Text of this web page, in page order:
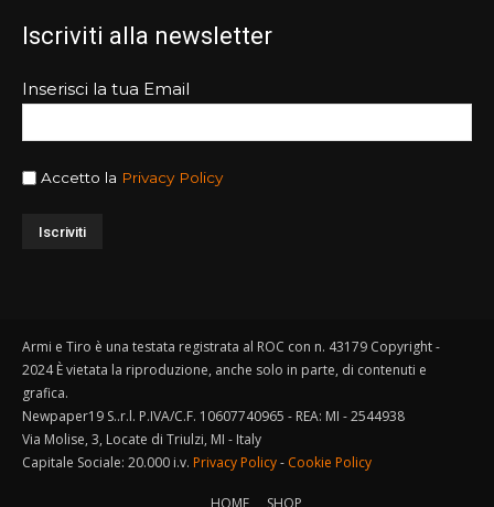
Iscriviti alla newsletter
Inserisci la tua Email
Accetto la Privacy Policy
Armi e Tiro è una testata registrata al ROC con n. 43179 Copyright -
2024 È vietata la riproduzione, anche solo in parte, di contenuti e
grafica.
Newpaper19 S..r.l. P.IVA/C.F. 10607740965 - REA: MI - 2544938
Via Molise, 3, Locate di Triulzi, MI - Italy
Capitale Sociale: 20.000 i.v. Privacy Policy- Cookie Policy
HOME SHOP